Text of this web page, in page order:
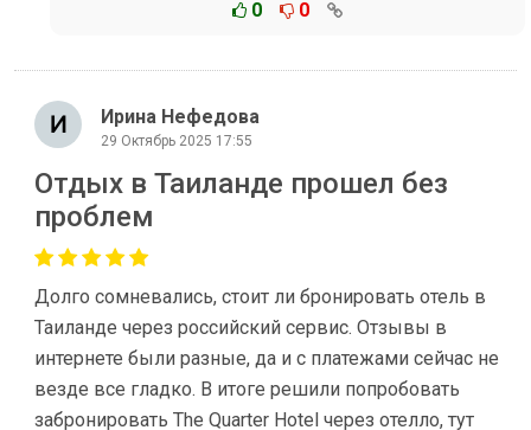
0 0
Ирина Нефедова
29 Октябрь 2025 17:55
Отдых в Таиланде прошел без
проблем
Долго сомневались, стоит ли бронировать отель в
Таиланде через российский сервис. Отзывы в
интернете были разные, да и с платежами сейчас не
везде все гладко. В итоге решили попробовать
забронировать The Quarter Hotel через отелло, тут